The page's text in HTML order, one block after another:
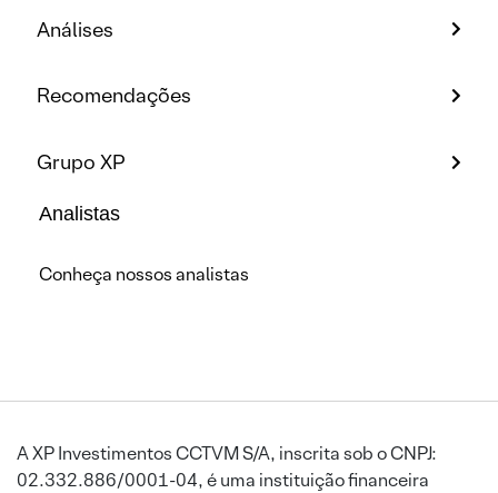
Análises
Recomendações
Grupo XP
Analistas
Conheça nossos analistas
A XP Investimentos CCTVM S/A, inscrita sob o CNPJ:
02.332.886/0001-04, é uma instituição financeira